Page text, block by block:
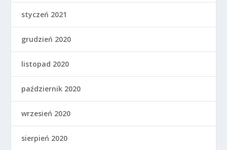
styczeń 2021
grudzień 2020
listopad 2020
październik 2020
wrzesień 2020
sierpień 2020